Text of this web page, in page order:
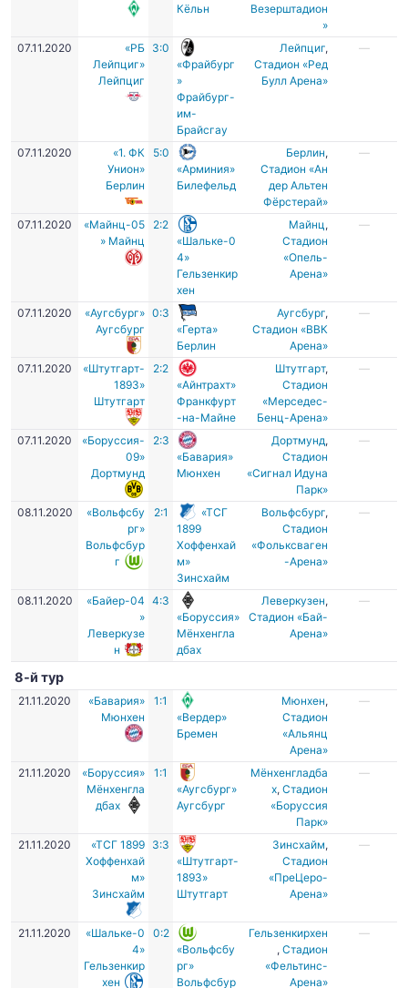
Кёльн
Везерштадион
»
07.11.2020
«РБ
Лейпциг»
Лейпциг
3:0
«Фрайбург
»
Фрайбург-
им-
Брайсгау
Лейпциг,
Стадион «Ред
Булл Арена»
—
07.11.2020
«1. ФК
Унион»
Берлин
5:0
«Арминия»
Билефельд
Берлин,
Стадион «Ан
дер Альтен
Фёрстерай»
—
07.11.2020
«Майнц-05
» Майнц
2:2
«Шальке-0
4»
Гельзенкир
хен
Майнц ,
Стадион
«Опель-
Арена»
—
07.11.2020
«Аугсбург»
Аугсбург
0:3
«Герта»
Берлин
Аугсбург,
Стадион «ВВК
Арена»
—
07.11.2020
«Штутгарт-
1893»
Штутгарт
2:2
«Айнтрахт»
Франкфурт
-на-Майне
Штутгарт,
Стадион
«Мерседес-
Бенц-Арена»
—
07.11.2020
«Боруссия-
09»
Дортмунд
2:3
«Бавария»
Мюнхен
Дортмунд,
Стадион
«Сигнал Идуна
Парк»
—
08.11.2020
«Вольфсбу
рг»
Вольфсбур
г
2:1
«ТСГ
1899
Хоффенхай
м»
Зинсхайм
Вольфсбург,
Стадион
«Фольксваген
-Арена»
—
08.11.2020
«Байер-04
»
Леверкузе
н
4:3
«Боруссия»
Мёнхенгла
дбах
Леверкузен,
Стадион «Бай-
Арена»
—
8-й тур
21.11.2020
«Бавария»
Мюнхен
1:1
«Вердер»
Бремен
Мюнхен,
Стадион
«Альянц
Арена»
—
21.11.2020
«Боруссия»
Мёнхенгла
дбах
1:1
«Аугсбург»
Аугсбург
Мёнхенгладба
х,Стадион
«Боруссия
Парк»
—
21.11.2020
«ТСГ 1899
Хоффенхай
м»
Зинсхайм
3:3
«Штутгарт-
1893»
Штутгарт
Зинсхайм,
Стадион
«ПреЦеро-
Арена»
—
21.11.2020
«Шальке-0
4»
Гельзенкир
хен
0:2
«Вольфсбу
рг»
Вольфсбур
Гельзенкирхен
,Стадион
«Фельтинс-
Арена»
—